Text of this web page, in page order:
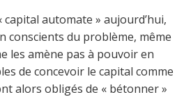
automate » aujourd’hui,
conscients du problème, même
les amène pas à pouvoir en
de concevoir le capital comme
alors obligés de « bétonner »